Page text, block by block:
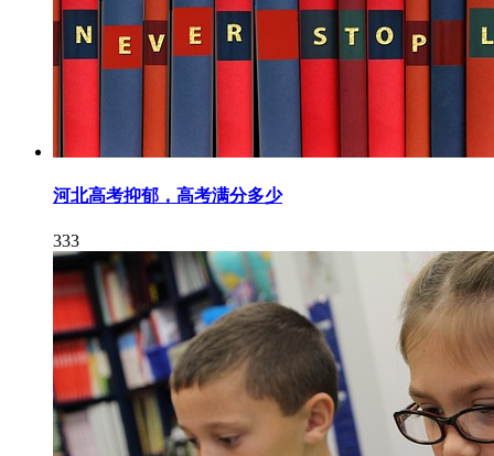
河北高考抑郁，高考满分多少
333